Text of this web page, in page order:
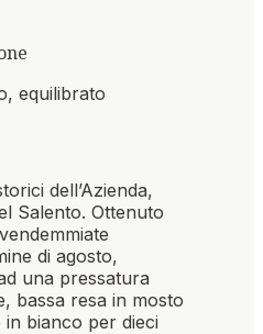
equilibrato
dell’Azienda,
Salento. Ottenuto
di agosto,
una pressatura
bassa resa in mosto
bianco per dieci